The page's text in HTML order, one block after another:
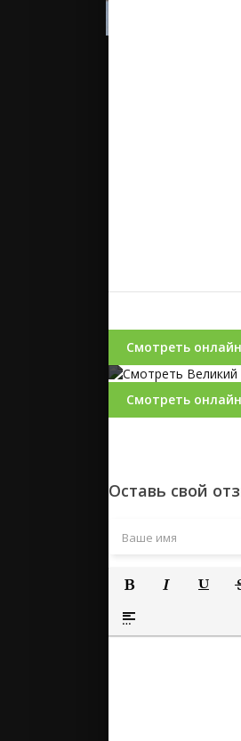
Смотреть онлайн
Смотреть онлайн
Оставь свой
Полужирный
Вставка спойлера